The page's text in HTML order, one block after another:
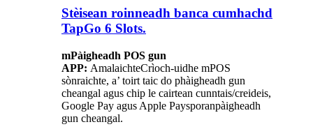
Stèisean roinneadh banca cumhachd
TapGo 6 Slots.
mPàigheadh ​​POS gun
APP: AmalaichteCrìoch-uidhe mPOS
sònraichte, a’ toirt taic do phàigheadh ​​gun
cheangal agus chip le cairtean cunntais/creideis,
Google Pay agus Apple Paysporanpàigheadh ​​
gun cheangal.